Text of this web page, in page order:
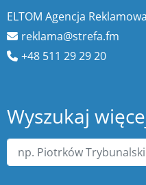
ELTOM Agencja Reklamowa
reklama@strefa.fm
+48 511 29 29 20
Wyszukaj